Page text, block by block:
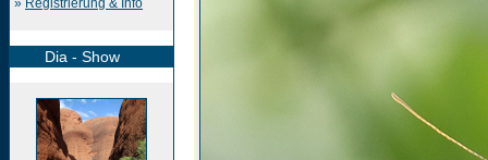
» Registrierung & Info
Dia - Show